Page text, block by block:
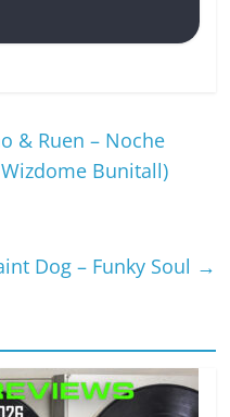
& Ruen – Noche
Bunitall)
Dog – Funky Soul →